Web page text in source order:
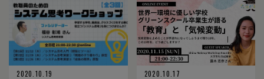
2020.10.19
2020.10.17